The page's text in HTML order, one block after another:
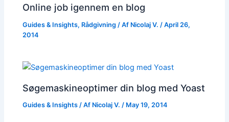
Online job igennem en blog
Guides & Insights, Rådgivning / Af Nicolaj V./April 26,
2014
Søgemaskineoptimer din blog med Yoast
Guides & Insights / Af Nicolaj V./ May 19, 2014